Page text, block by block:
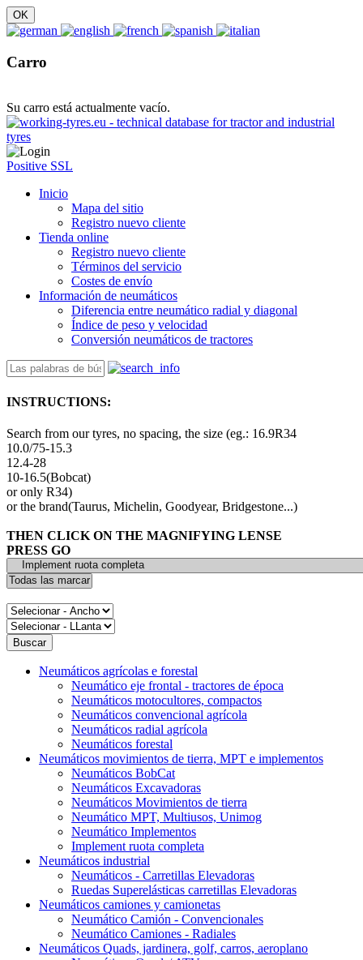
Carro
Su carro está actualmente vacío.
Positive SSL
Inicio
Mapa del sitio
Registro nuevo cliente
Tienda online
Registro nuevo cliente
Términos del servicio
Costes de envío
Información de neumáticos
Diferencia entre neumático radial y diagonal
Índice de peso y velocidad
Conversión neumáticos de tractores
INSTRUCTIONS:
Search from our tyres, no spacing, the size (eg.: 16.9R34
10.0/75-15.3
12.4-28
10-16.5(Bobcat)
or only R34)
or the brand(Taurus, Michelin, Goodyear, Bridgestone...)
THEN CLICK ON THE MAGNIFYING LENSE
PRESS GO
Neumáticos agrícolas e forestal
Neumático eje frontal - tractores de época
Neumáticos motocultores, compactos
Neumáticos convencional agrícola
Neumáticos radial agrícola
Neumáticos forestal
Neumáticos movimientos de tierra, MPT e implementos
Neumáticos BobCat
Neumáticos Excavadoras
Neumáticos Movimientos de tierra
Neumático MPT, Multiusos, Unimog
Neumático Implementos
Implement ruota completa
Neumáticos industrial
Neumáticos - Carretillas Elevadoras
Ruedas Superelásticas carretillas Elevadoras
Neumáticos camiones y camionetas
Neumático Camión - Convencionales
Neumático Camiones - Radiales
Neumáticos Quads, jardinera, golf, carros, aeroplano